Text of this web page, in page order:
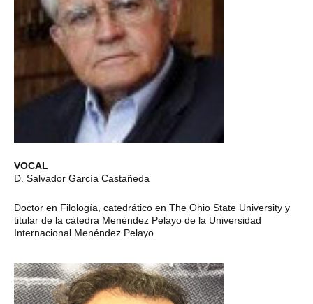
VOCAL
D. Salvador García Castañeda
Doctor en Filología, catedrático en The Ohio State University y
titular de la cátedra Menéndez Pelayo de la Universidad
Internacional Menéndez Pelayo.